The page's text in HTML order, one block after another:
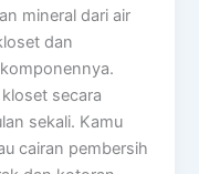
mineral dari air
dan
secara
sekali. Kamu
cairan pembersih